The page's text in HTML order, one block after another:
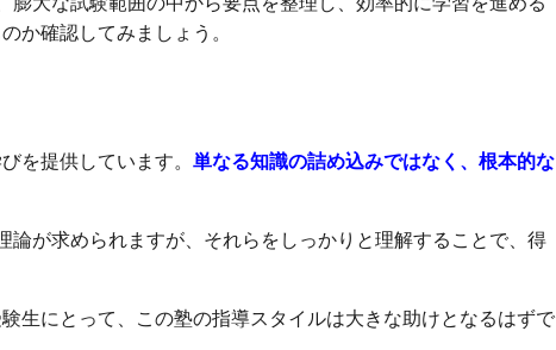
か確認してみましょう。
を提供しています。 単なる知識の詰め込みではなく、根本的な
が求められますが、それらをしっかりと理解することで、得
生にとって、この塾の指導スタイルは大きな助けとなるはずで